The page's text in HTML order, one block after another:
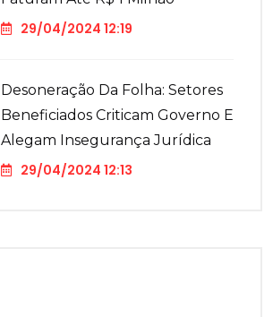
29/04/2024 12:19
Desoneração Da Folha: Setores
Beneficiados Criticam Governo E
Alegam Insegurança Jurídica
29/04/2024 12:13